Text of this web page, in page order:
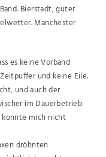
Bierstadt, guter
Manchester
es keine Vorband
und keine Eile.
und auch der
im Dauerbetrieb
konnte mich nicht
dröhnten